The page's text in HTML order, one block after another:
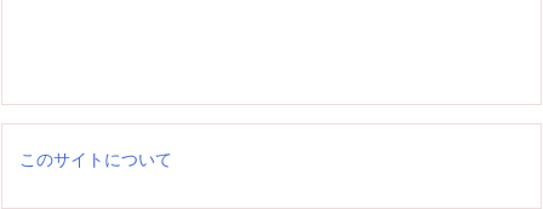
このサイトについて